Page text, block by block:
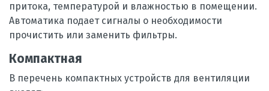
притока, температурой и влажностью в помещении.
Автоматика подает сигналы о необходимости
прочистить или заменить фильтры.
Компактная
В перечень компактных устройств для вентиляции